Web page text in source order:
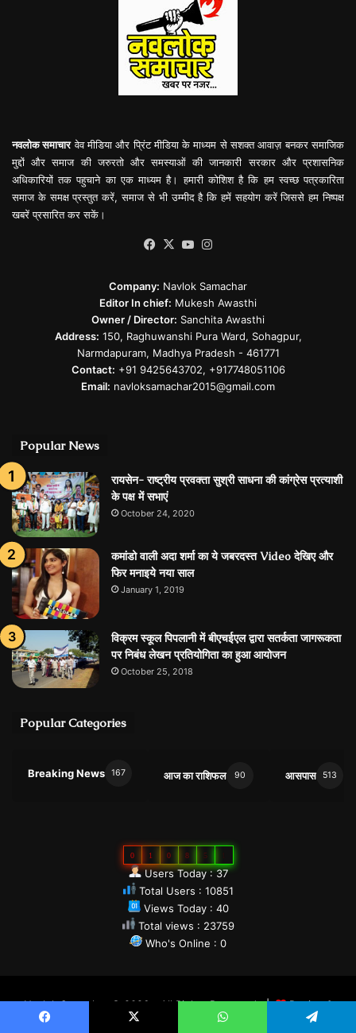
नवलोक समाचारवेव मीडिया और प्रिंट मीडिया के माध्यम से सशक्त आवाज़ बनकर समाजिक
मुद्दों और समाज की जरुरतो और समस्याओं की जानकारी सरकार और प्रशासनिक
अधिकारियों तक पहुचाने का एक माध्यम है। हमारी कोशिश है कि हम स्वच्छ पत्रकारिता
समाज के समक्ष प्रस्तुत करें, समाज से भी उम्मीद है कि हमें सहयोग करें जिससे हम निष्पक्ष
खबरें प्रसारित कर सकें।
Facebook
X YouTube
Company: Navlok Samachar
Editor In chief: Mukesh Awasthi
Owner / Director: Sanchita Awasthi
Address: 150, Raghuwanshi Pura Ward, Sohagpur,
Narmdapuram, Madhya Pradesh - 461771
Contact: +91 9425643702, +917748051106
Email: navloksamachar2015@gmail.com
Popular News
रायसेन- राष्ट्रीय प्रवक्ता सुश्री साधना की कांग्रेस प्रत्याशी
के पक्ष में सभाएं
October 24, 2020
कमांडो वाली अदा शर्मा का ये जबरदस्त Video देखिए और
फिर मनाइये नया साल
January 1, 2019
विक्रम स्कूल पिपलानी में बीएचईएल द्वारा सतर्कता जागरूकता
पर निबंध लेखन प्रतियोगिता का हुआ आयोजन
October 25, 2018
Popular Categories
Breaking News 167 आज का राशिफल 90 आसपास 513
0 1 0 8 5
Users Today : 37
Total Users : 10851
Views Today : 40
Total views : 23759
Who's Online : 0
Navlok Samachar © 2026 - All Rights Reserved. |
Design &